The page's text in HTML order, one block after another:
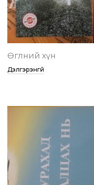
Өглөөний хүн
Дэлгэрэнгүй